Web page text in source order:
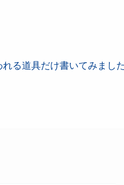
る道具だけ書いてみまし